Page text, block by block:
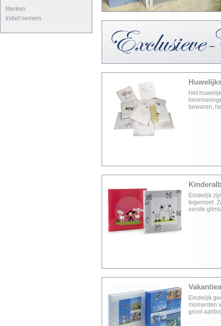
Merken
Initief nemers
Het
bewaren,
Eindelijk
tegemoet.
eerste
Eindelijk
momenten
groot